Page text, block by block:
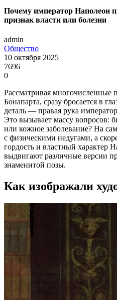
Почему император Наполеон
признак власти или болезни
admin
Общество
10 октября 2025
7696
0
Рассматривая многочисленные
Бонапарта, сразу бросается в
деталь — правая рука
Это вызывает массу вопросов:
или кожное заболевание? На
с физическими недугами, а
гордость и властный характер
выдвигают различные версии
знаменитой позы.
Как изображали